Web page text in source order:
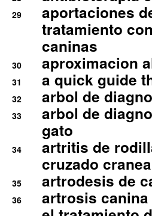
29
aportaciones
tratamiento
caninas
30 aproximacion
31 a quick guide
32 arbol de
33
arbol de
gato
34
artritis de
cruzado
35 artrodesis de
36
artrosis